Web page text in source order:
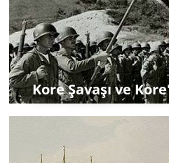
Kore Şavaşı ve